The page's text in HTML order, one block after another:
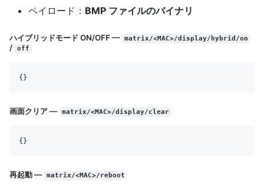
ペイロード： BMP ファイルのバイナリ
ハイブリッドモード ON/OFF — matrix/<MAC>/display/hybrid/on
/ off
画面クリア — matrix/<MAC>/display/clear
再起動 — matrix/<MAC>/reboot